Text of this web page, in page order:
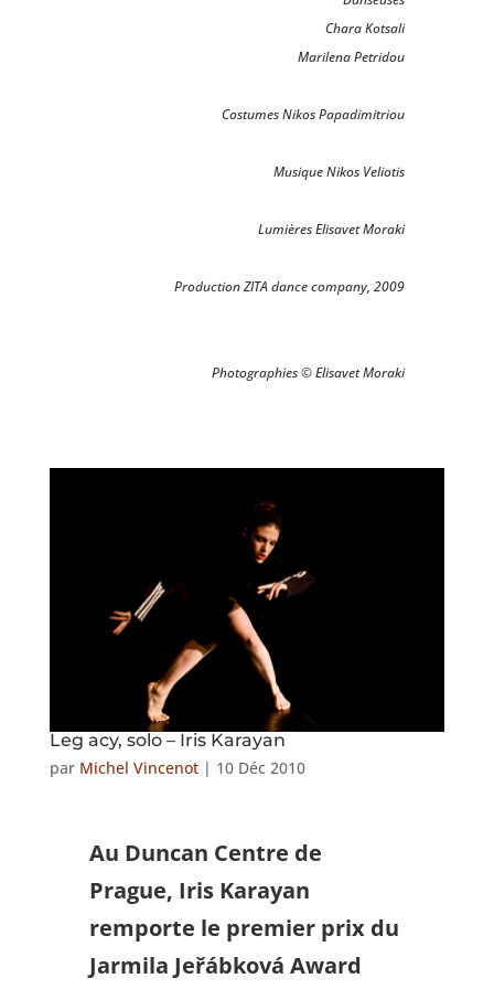
Chara Kotsali
Marilena Petridou
Costumes Nikos Papadimitriou
Musique Nikos Veliotis
Lumières Elisavet Moraki
Production ZITA dance company, 2009
Photographies © Elisavet Moraki
Leg acy, solo – Iris Karayan
par Michel Vincenot| 10 Déc 2010
Au Duncan Centre de
Prague, Iris Karayan
remporte le premier prix du
Jarmila Jeřábková Award